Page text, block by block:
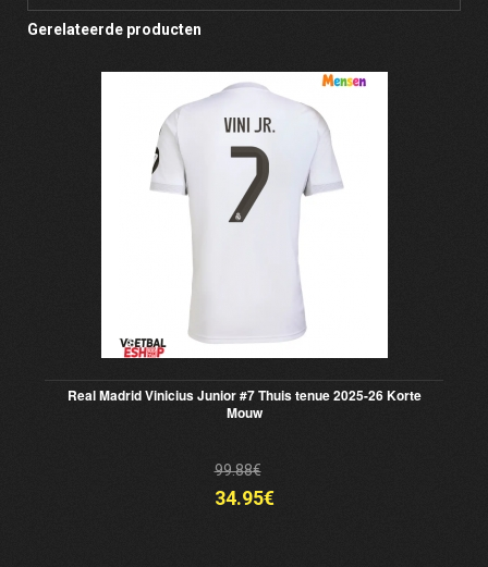
Gerelateerde producten
Real Madrid Vinicius Junior #7 Thuis tenue 2025-26 Korte
Mouw
99.88€
34.95€